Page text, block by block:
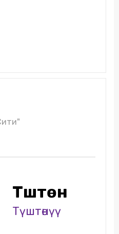
Түштөнүү
Түштөнүү